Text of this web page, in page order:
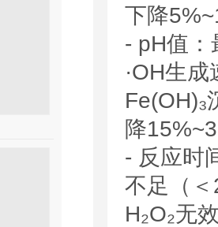
下降
- pH值：
·OH生
降
- 反应时
不足（
H₂O₂无